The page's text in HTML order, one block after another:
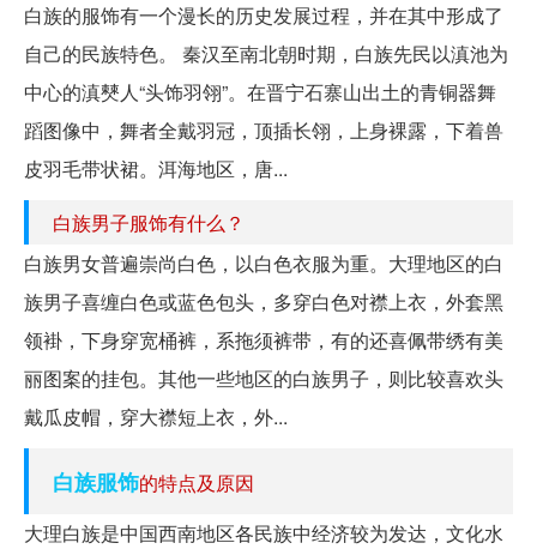
白族的服饰有一个漫长的历史发展过程，并在其中形成了
自己的民族特色。 秦汉至南北朝时期，白族先民以滇池为
中心的滇僰人“头饰羽翎”。在晋宁石寨山出土的青铜器舞
蹈图像中，舞者全戴羽冠，顶插长翎，上身裸露，下着兽
皮羽毛带状裙。洱海地区，唐...
白族男子服饰有什么？
白族男女普遍崇尚白色，以白色衣服为重。大理地区的白
族男子喜缠白色或蓝色包头，多穿白色对襟上衣，外套黑
领褂，下身穿宽桶裤，系拖须裤带，有的还喜佩带绣有美
丽图案的挂包。其他一些地区的白族男子，则比较喜欢头
戴瓜皮帽，穿大襟短上衣，外...
白族服饰的特点及原因
大理白族是中国西南地区各民族中经济较为发达，文化水